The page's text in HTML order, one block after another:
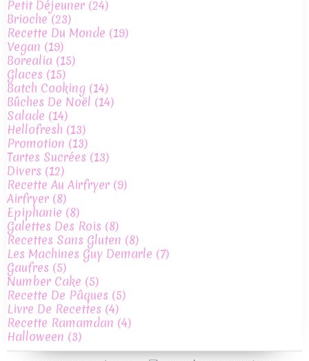
Petit Déjeuner (24)
Brioche(23)
Recette Du Monde (19)
Vegan (19)
Borealia (15)
Glaces (15)
Batch Cooking (14)
Bûches De Noël (14)
Salade (14)
Hellofresh (13)
Promotion (13)
Tartes Sucrées (13)
Divers (12)
Recette Au Airfryer (9)
Airfryer (8)
Epiphanie (8)
Galettes Des Rois (8)
Recettes Sans Gluten (8)
Les Machines Guy Demarle (7)
Gaufres (5)
Number Cake (5)
Recette De Pâques (5)
Livre De Recettes (4)
Recette Ramamdan (4)
Halloween (3)